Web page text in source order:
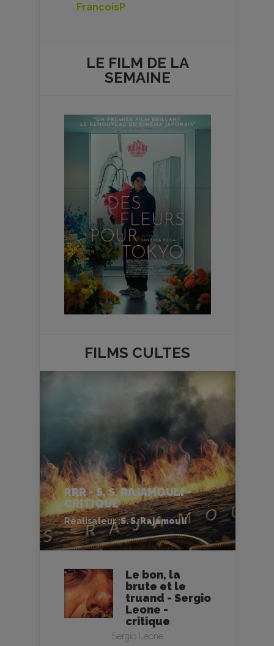
FrancoisP
LE FILM DE LA
SEMAINE
FILMS CULTES
RRR - S. S. RAJAMOULI -
CRITIQUE
Réalisateur :S. S. Rajamouli
Le bon, la
brute et le
truand - Sergio
Leone -
critique
Sergio Leone